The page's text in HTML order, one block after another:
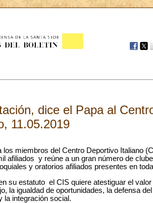
dice el Papa al
11.05.2019
miembros del Centro Deportivo Italiano
afiliados y reúne a un gran número de
y oratorios afiliados presentes en
su estatuto el CIS quiere atestiguar el
la igualdad de oportunidades, la defensa
la integración social.